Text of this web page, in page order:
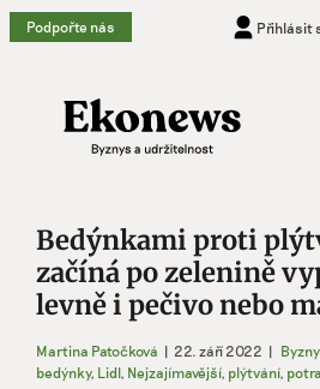
Přeskočit
na
Podpořte nás Přihlásit
Bedýnkami proti
začíná po zelenině
levně i pečivo nebo
Martina Patočková | 22. září 2022 |
bedýnky, Lidl, Nejzajímavější, plýtvání,